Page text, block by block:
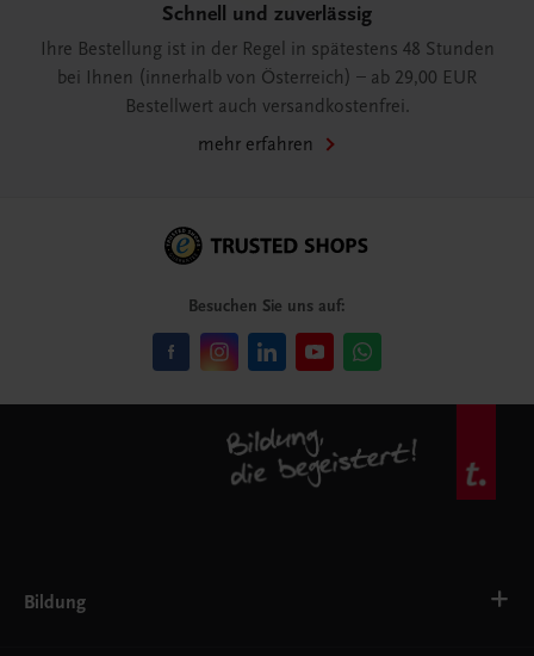
Schnell und zuverlässig
Ihre Bestellung ist in der Regel in spätestens 48 Stunden
bei Ihnen (innerhalb von Österreich) – ab 29,00 EUR
Bestellwert auch versandkostenfrei.
mehr erfahren
Besuchen Sie uns auf:
Bildung